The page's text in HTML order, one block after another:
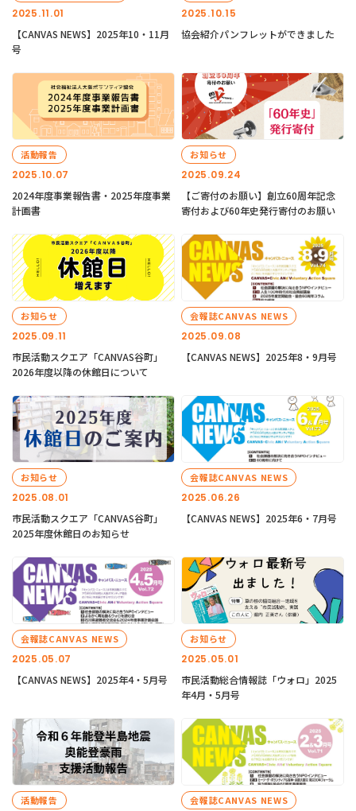
2025.11.01
【CANVAS NEWS】2025年10・11月
号
2025.10.15
協会紹介パンフレットができました
2025.10.07
活動報告
2024年度事業報告書・2025年度事業
計画書
2025.09.24
お知らせ
【ご寄付のお願い】創立60周年記念
寄付および60年史発行寄付のお願い
2025.09.11
お知らせ
市民活動スクエア「CANVAS谷町」
2026年度以降の休館日について
2025.09.08
会報誌CANVAS NEWS
【CANVAS NEWS】2025年8・9月号
2025.08.01
お知らせ
市民活動スクエア「CANVAS谷町」
2025年度休館日のお知らせ
2025.06.26
会報誌CANVAS NEWS
【CANVAS NEWS】2025年6・7月号
2025.05.07
会報誌CANVAS NEWS
【CANVAS NEWS】2025年4・5月号
2025.05.01
お知らせ
市民活動総合情報誌「ウォロ」2025
年4月・5月号
活動報告 会報誌CANVAS NEWS